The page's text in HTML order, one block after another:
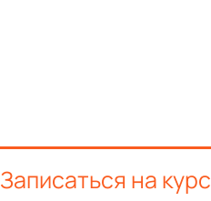
Записаться на курс